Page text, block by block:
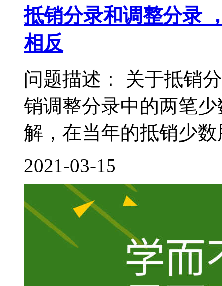
抵销分录和调整分录
相反
问题描述： 关于抵销
销调整分录中的两笔
解，在当年的抵销少
2021-03-15